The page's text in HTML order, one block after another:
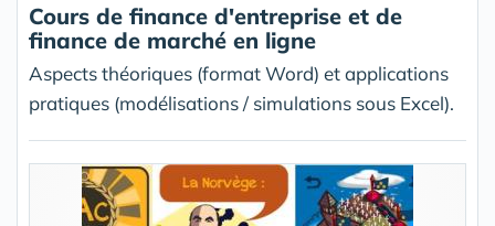
Cours de finance d'entreprise et de
finance de marché en ligne
Aspects théoriques (format Word) et applications
pratiques (modélisations / simulations sous Excel).